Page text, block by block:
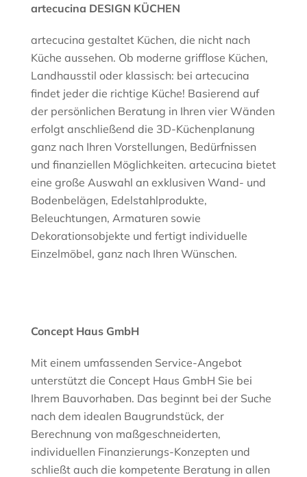
artecucina DESIGN KÜCHEN
artecucina gestaltet Küchen, die nicht nach
Küche aussehen. Ob moderne grifflose Küchen,
Landhausstil oder klassisch: bei artecucina
findet jeder die richtige Küche! Basierend auf
der persönlichen Beratung in Ihren vier Wänden
erfolgt anschließend die 3D-Küchenplanung
ganz nach Ihren Vorstellungen, Bedürfnissen
und finanziellen Möglichkeiten. artecucina bietet
eine große Auswahl an exklusiven Wand- und
Bodenbelägen, Edelstahlprodukte,
Beleuchtungen, Armaturen sowie
Dekorationsobjekte und fertigt individuelle
Einzelmöbel, ganz nach Ihren Wünschen.
Concept Haus GmbH
Mit einem umfassenden Service-Angebot
unterstützt die Concept Haus GmbH Sie bei
Ihrem Bauvorhaben. Das beginnt bei der Suche
nach dem idealen Baugrundstück, der
Berechnung von maßgeschneiderten,
individuellen Finanzierungs-Konzepten und
schließt auch die kompetente Beratung in allen